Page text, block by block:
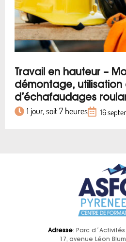
Travail en hauteur –
démontage, utilisation
d’échafaudages
1 jour, soit 7 heures 16
Adresse: Parc
17, avenue Léon Blum